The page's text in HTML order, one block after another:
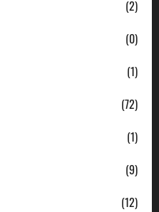
(2)
(0)
(1)
(72)
(1)
(9)
(12)